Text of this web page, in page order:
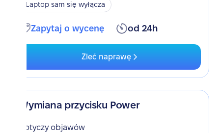
Laptop sam się wyłącza
Zapytaj o wycenę od 24h
Zleć naprawę
Wymiana przycisku Power
Dotyczy objawów